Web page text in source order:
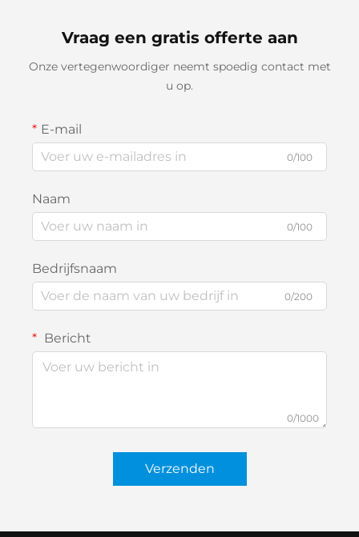
Vraag een gratis offerte aan
Onze vertegenwoordiger neemt spoedig contact met
u op.
E-mail
0/100
Naam
0/100
Bedrijfsnaam
0/200
Bericht
0/1000
Verzenden